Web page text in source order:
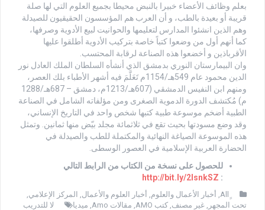
بعلم وظائف الأعضاء خبيرا بالنبض محيطا بجميع العلوم التي لها صلة
قريبة أو بعيدة بالطب، و أن العرب هم المؤسسون الحقيقيون للصيدلة
وهم الذين انشئوا المدارس لتعليمها والحوانيت لبيع الأدوية وصرفها،
كما أنهم أول من وضعوا كتباً خاصة بتركيب الأدوية أطلقوا عليها
الأقرباذين و أخضعوا هذه الصناعة لرقابة المحتسب.
وان البيمارستان النوري بدمشق الذي أنشأه السلطان الملك العادل نور
الدين محمود عام 549هـ/1154م تَعَلَّمَ فيه أشهر الأطباء بلك العصر،
ومنهم ابن النفيس الدمشقي (607هـ/1213م، دمشق – 687هـ/1288
م) مُكتشف الدورة الدموية الصغرى ومن مؤلفاته الشامل في الصناعة
الطبية أضخم موسوعة طبية كتبها شخص واحد في التاريخ الإنساني،
وقد وضع مسودتها بحيث تقع في ثلاثمائة مجلد بيّض منها ثمانين. وتمثل
هذه الموسوعة الصياغة النهائية والمكتملة للطب والصيدلة في
الحضارة العربية الإسلامية في العصور الوسطى.
للحصول على نسخة من الكتاب من الرابط التالي
:
http://bit.ly/2IsnkSZ
, أخبار الأعمال والعلوم, أخبار العلوم والأعمال , المركز الإعلامي ,
تحت المجهر
غير مصنف , كتب AMO , مقالات Amo , ميديا
لا للتدريب